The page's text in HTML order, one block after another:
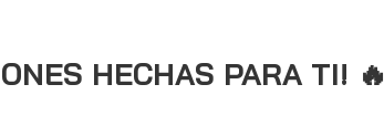
HECHAS PARA TI! 🔥